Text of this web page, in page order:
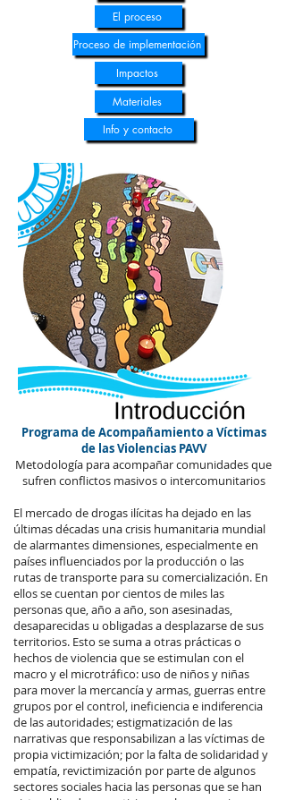
Programa de Acompañamiento a Víctimas
de las Violencias PAVV
Metodología para acompañar comunidades que
sufren conflictos masivos o intercomunitarios
El mercado de drogas ilícitas ha dejado en las
últimas décadas una crisis humanitaria mundial
de alarmantes dimensiones, especialmente en
países influenciados por la producción o las
rutas de transporte para su comercialización. En
ellos se cuentan por cientos de miles las
personas que, año a año, son asesinadas,
desaparecidas u obligadas a desplazarse de sus
territorios. Esto se suma a otras prácticas o
hechos de violencia que se estimulan con el
macro y el microtráfico: uso de niños y niñas
para mover la mercancía y armas, guerras entre
grupos por el control, ineficiencia e indiferencia
de las autoridades; estigmatización de las
narrativas que responsabilizan a las víctimas de
propia victimización; por la falta de solidaridad y
empatía, revictimización por parte de algunos
sectores sociales hacia las personas que se han
El proceso
Proceso de implementación
Impactos
Materiales
Info y contacto